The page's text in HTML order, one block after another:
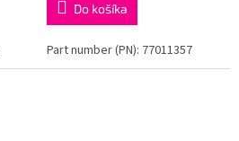
Do košíka
Part number (PN): 77011357